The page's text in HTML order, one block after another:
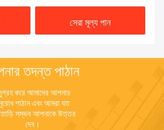
সেরা মূল্য পান
তদন্ত পাঠান
করে আমাদের আপনার
পাঠান এবং আমরা যত
সম্ভব আপনাকে উত্তর
দেব।